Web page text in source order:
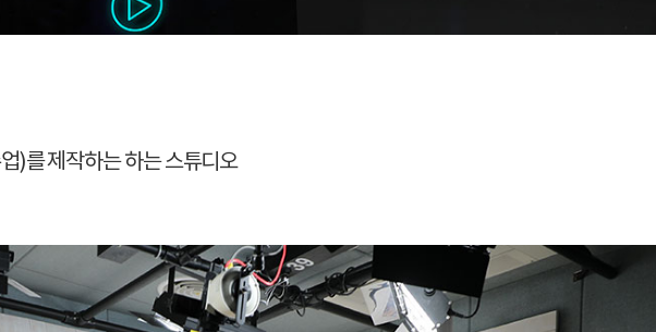
)를 제작하는 하는 스튜디오